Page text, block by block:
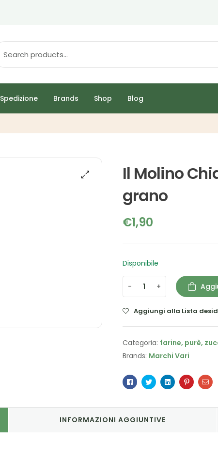
Spedizione Brands Shop Blog
Il Molino
grano
€1,90
Disponibile
- +
Aggiungi alla Lista
Categoria: farine, purè,
Brands: Marchi Vari
Facebook
TwitterLinkedinPinterest
INFORMAZIONI AGGIUNTIVE